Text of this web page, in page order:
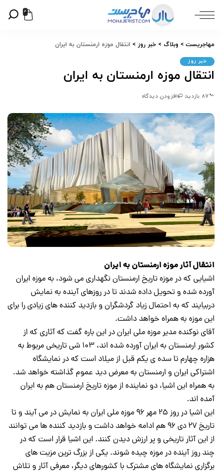
0
مهاجریست > وبلاگ > خبر روز > انتقال موزه ارمنستان به ایران
خبر روز
انتقال موزه ارمنستان به ایران
87 بازدید افزودن دیدگاه
انتقال آثار موزه ارمنستان به ایران
اشیایی که درموزه تاریخ ارمنستاننگهداری می شود، به موزه ایران
آورده شده و تحویل داده شدند تا در روزهای آینده به نمایش
دربیایند که به احتمال زیاد گردشگران و بازدید کننده های زیادی را برای
این موزه به همراه خواهد داشت.
آقای نوکنده مدیر موزه ملی ایران در این باره گفت که آثاری که از
کشور ارمنستان به ایران آورده شده اند، ۱۰۳ شی تاریخی مربوط به
هزاره چهارم تا سده ی یکم قبل از میلاد است که در نمایشگاه
اشتراکی ایران و ارمنستان به معرض دید عموم گذاشته خواهد شد.
به همراه این اشیا، دو نماینده از موزه تاریخ ارمنستان هم به ایران
آمده اند.
این اشیا در روز ۲۵ مهر ۹۶ موزه ملی ایران به نمایش در می آیند و تا
تاریخ ۲۷ دی ۹۶ هم ادامه خواهد داشت و بازدید کننده ها می توانند
از اینآثار تاریخیو پر ارزش دیدن کنند. این اشیا قرار است که در
چند روز آینده در موزه چیده شوند. یکی از بزرگ ترین مزیت های
برگزاری نمایشگاه های مشترک با کشورهای دیگر، معرفی آثار و تلاش